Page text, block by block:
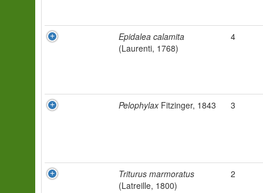
Epidalea calamita
(Laurenti, 1768)
4
PelophylaxFitzinger, 1843 3
Triturus marmoratus
(Latreille, 1800)
2